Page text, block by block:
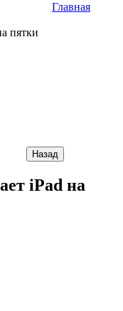
Главная
пятки
Назад
iPad на